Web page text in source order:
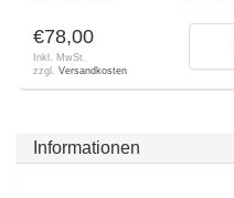
€78,00
Inkl. MwSt.
zzgl. Versandkosten
Informationen